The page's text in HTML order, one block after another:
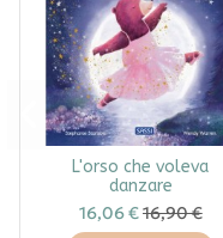
L'orso che voleva
danzare
16,06 €16,90 €